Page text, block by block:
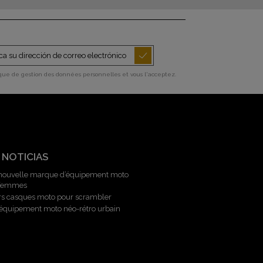
de gestion des données personnelles et vous l'acceptez.
marque d’équipement moto
casques moto pour scrambler
moto néo-rétro urbain